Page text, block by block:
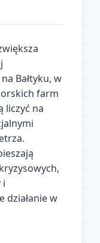
Bałtyku, w
farm
liczyć na
i
działanie w